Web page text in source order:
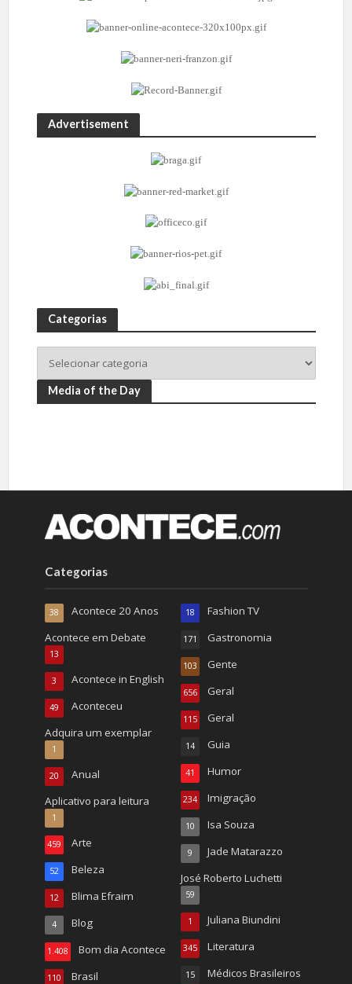
Advertisement
Categorias
Media of the Day
Categorias
Acontece 20 Anos
38
Acontece em Debate
13
Acontece in English
3
Aconteceu
49
Adquira um exemplar
1
Anual
20
Aplicativo para leitura
1
Arte
459
Beleza
52
Blima Efraim
12
Blog
4
Bom dia Acontece
1.408
Brasil
110
Fashion TV
18
Gastronomia
171
Gente
103
Geral
656
Geral
115
Guia
14
Humor
41
Imigração
234
Isa Souza
10
Jade Matarazzo
9
José Roberto Luchetti
59
Juliana Biundini
1
Literatura
345
Médicos Brasileiros
15